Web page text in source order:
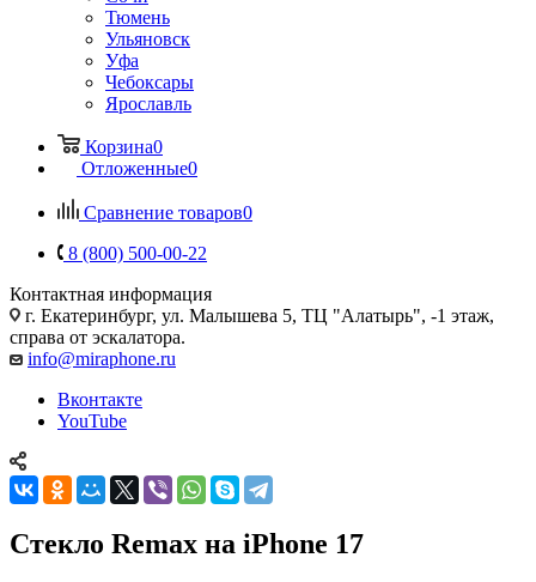
Тюмень
Ульяновск
Уфа
Чебоксары
Ярославль
Корзина0
Отложенные0
Сравнение товаров0
8 (800) 500-00-22
Контактная информация
г. Екатеринбург, ул. Малышева 5, ТЦ "Алатырь", -1 этаж,
справа от эскалатора.
info@miraphone.ru
Вконтакте
YouTube
Стекло Remax на iPhone 17